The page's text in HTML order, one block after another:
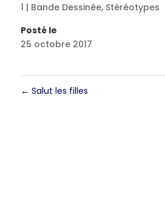
1 | Bande Dessinée, Stéréotypes
Posté le
25 octobre 2017
← Salut les filles